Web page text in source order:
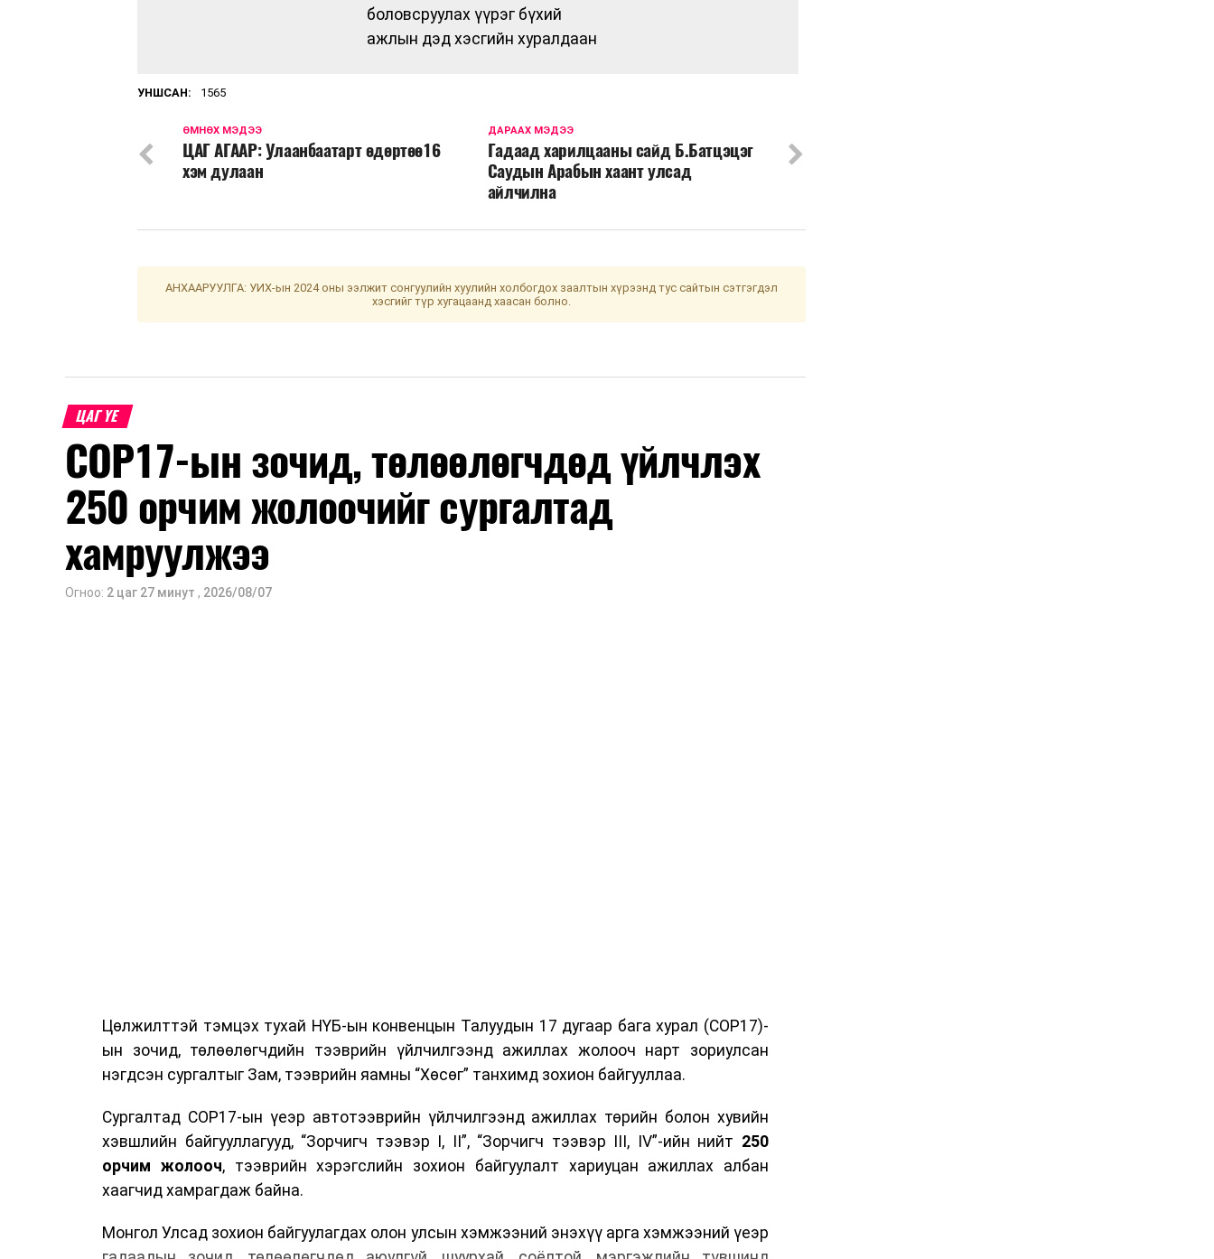
боловсруулах үүрэг бүхий
ажлын дэд хэсгийн хуралдаан
УНШСАН: 1565
ДАРААХ МЭДЭЭ
Гадаад харилцааны сайд Б.Батцэцэг
Саудын Арабын хаант улсад
айлчилна
ӨМНӨХ МЭДЭЭ
ЦАГ АГААР: Улаанбаатарт өдөртөө16
хэм дулаан
АНХААРУУЛГА: УИХ-ын 2024 оны ээлжит сонгуулийн хуулийн холбогдох заалтын хүрээнд тус сайтын сэтгэгдэл
хэсгийг түр хугацаанд хаасан болно.
ЦАГ ҮЕ
COP17-ын зочид, төлөөлөгчдөд үйлчлэх
250 орчим жолоочийг сургалтад
хамруулжээ
Огноо: 2 цаг 27 минут , 2026/08/07
Цөлжилттэй тэмцэх тухай НҮБ-ын конвенцын Талуудын 17 дугаар бага хурал (COP17)-
ын зочид, төлөөлөгчдийн тээврийн үйлчилгээнд ажиллах жолооч нарт зориулсан
нэгдсэн сургалтыг Зам, тээврийн яамны “Хөсөг” танхимд зохион байгууллаа.
Сургалтад COP17-ын үеэр автотээврийн үйлчилгээнд ажиллах төрийн болон хувийн
хэвшлийн байгууллагууд, “Зорчигч тээвэр I, II”, “Зорчигч тээвэр III, IV”-ийн нийт 250
орчим жолооч, тээврийн хэрэгслийн зохион байгуулалт хариуцан ажиллах албан
хаагчид хамрагдаж байна.
Монгол Улсад зохион байгуулагдах олон улсын хэмжээний энэхүү арга хэмжээний үеэр